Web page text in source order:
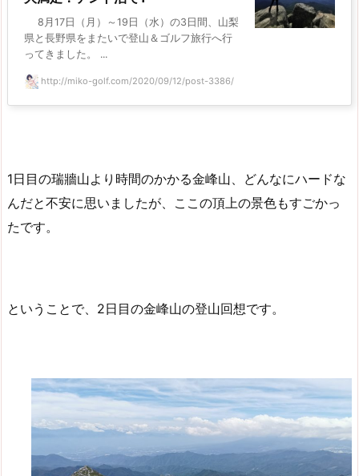
8月17日（月）～19日（水）の3日間、山梨
県と長野県をまたいで登山＆ゴルフ旅行へ行
ってきました。 ...
http://miko-golf.com/2020/09/12/post-3386/
1日目の瑞牆山より時間のかかる金峰山、どんなにハードな
んだと不安に思いましたが、ここの頂上の景色もすごかっ
たです。
ということで、2日目の金峰山の登山回想です。